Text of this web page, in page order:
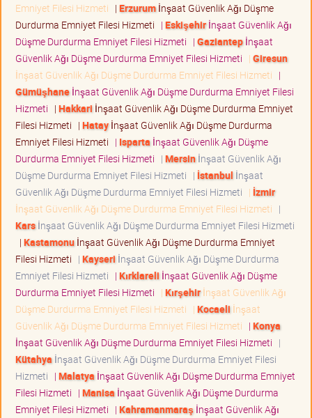
Emniyet Filesi Hizmeti | Erzurumİnşaat Güvenlik Ağı Düşme
Durdurma Emniyet Filesi Hizmeti | Eskişehirİnşaat Güvenlik Ağı
Düşme Durdurma Emniyet Filesi Hizmeti | Gaziantepİnşaat
Güvenlik Ağı Düşme Durdurma Emniyet Filesi Hizmeti | Giresun
İnşaat Güvenlik Ağı Düşme Durdurma Emniyet Filesi Hizmeti |
Gümüşhaneİnşaat Güvenlik Ağı Düşme Durdurma Emniyet Filesi
Hizmeti | Hakkari İnşaat Güvenlik Ağı Düşme Durdurma Emniyet
Filesi Hizmeti | Hatayİnşaat Güvenlik Ağı Düşme Durdurma
Emniyet Filesi Hizmeti | Isparta İnşaat Güvenlik Ağı Düşme
Durdurma Emniyet Filesi Hizmeti | Mersinİnşaat Güvenlik Ağı
Düşme Durdurma Emniyet Filesi Hizmeti | İstanbul İnşaat
Güvenlik Ağı Düşme Durdurma Emniyet Filesi Hizmeti | İzmir
İnşaat Güvenlik Ağı Düşme Durdurma Emniyet Filesi Hizmeti |
Karsİnşaat Güvenlik Ağı Düşme Durdurma Emniyet Filesi Hizmeti
| Kastamonuİnşaat Güvenlik Ağı Düşme Durdurma Emniyet
Filesi Hizmeti | Kayseri İnşaat Güvenlik Ağı Düşme Durdurma
Emniyet Filesi Hizmeti | Kırklareli İnşaat Güvenlik Ağı Düşme
Durdurma Emniyet Filesi Hizmeti | Kırşehirİnşaat Güvenlik Ağı
Düşme Durdurma Emniyet Filesi Hizmeti | Kocaeli İnşaat
Güvenlik Ağı Düşme Durdurma Emniyet Filesi Hizmeti | Konya
İnşaat Güvenlik Ağı Düşme Durdurma Emniyet Filesi Hizmeti |
Kütahya İnşaat Güvenlik Ağı Düşme Durdurma Emniyet Filesi
Hizmeti | Malatya İnşaat Güvenlik Ağı Düşme Durdurma Emniyet
Filesi Hizmeti | Manisa İnşaat Güvenlik Ağı Düşme Durdurma
Emniyet Filesi Hizmeti | Kahramanmaraş İnşaat Güvenlik Ağı